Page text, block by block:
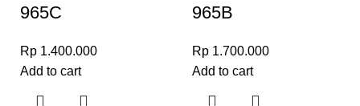
965C
Rp 1.400.000
Add to cart
965B
Rp 1.700.000
Add to cart